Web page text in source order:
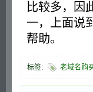
比较多，因
一，上面说
帮助。
标签: 老域名购